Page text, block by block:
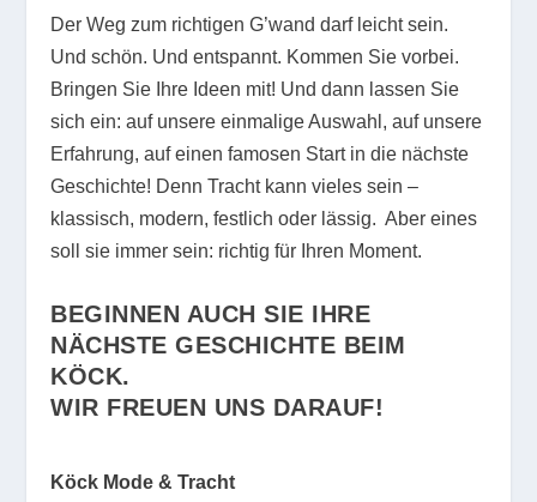
Der Weg zum richtigen G’wand darf leicht sein.
Und schön. Und entspannt. Kommen Sie vorbei.
Bringen Sie Ihre Ideen mit! Und dann lassen Sie
sich ein: auf unsere einmalige Auswahl, auf unsere
Erfahrung, auf einen famosen Start in die nächste
Geschichte! Denn Tracht kann vieles sein –
klassisch, modern, festlich oder lässig. Aber eines
soll sie immer sein: richtig für Ihren Moment.
BEGINNEN AUCH SIE IHRE
NÄCHSTE GESCHICHTE BEIM
KÖCK.
WIR FREUEN UNS DARAUF!
Köck Mode & Tracht